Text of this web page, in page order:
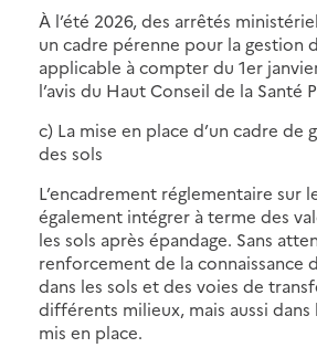
À l’été 2026, des arrêtés
un cadre pérenne pour la gestion
applicable à compter du 1er
l’avis du Haut Conseil de la Santé
c) La mise en place d’un cadre de
des sols
L’encadrement réglementaire sur
également intégrer à terme des
les sols après épandage. Sans
renforcement de la connaissance
dans les sols et des voies de
différents milieux, mais aussi dans
mis en place.